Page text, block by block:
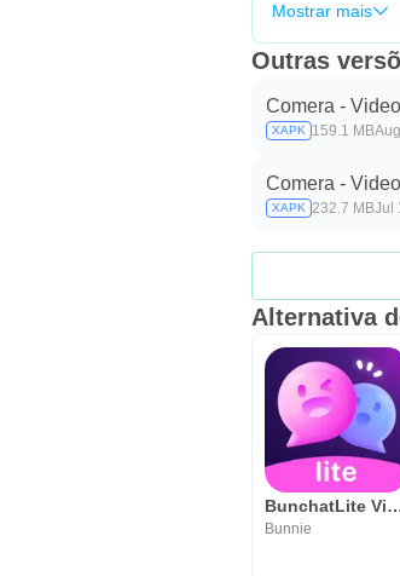
Mostrar mais
Outras
Comera -
XAPK 159.1 MB
Comera -
XAPK 232.7 MBJul
Alternativa
BunchatLite
Bunnie